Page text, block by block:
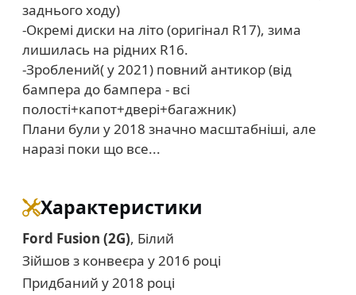
заднього ходу)
-Окремі диски на літо (оригінал R17), зима
лишилась на рідних R16.
-Зроблений( у 2021) повний антикор (від
бампера до бампера - всі
полості+капот+двері+багажник)
Плани були у 2018 значно масштабніші, але
наразі поки що все...
Характеристики
Ford Fusion (2G), Білий
Зійшов з конвеєра у 2016 році
Придбаний у 2018 році